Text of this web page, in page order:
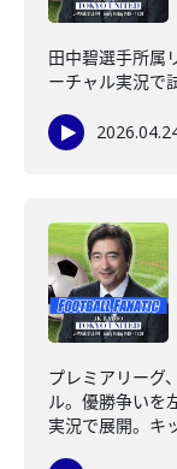
田中碧選手所属
ーチャル実況で
プレミアリーグ
ル。優勝争いを
実況で展開。キ